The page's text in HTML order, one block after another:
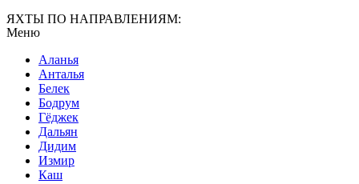
ЯХТЫ ПО НАПРАВЛЕНИЯМ:
Меню
Аланья
Анталья
Белек
Бодрум
Гёджек
Дальян
Дидим
Измир
Каш